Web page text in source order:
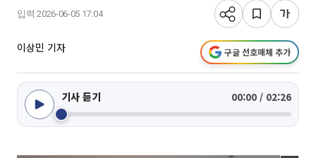
입력 2026-06-05 17:04
이상민 기자 구글 선호매체 추가
기사 듣기 00:00 / 02:26